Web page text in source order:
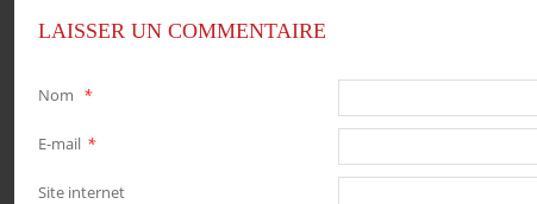
PARTAGERPARTAGERPARTAGERPARTAGER
LAISSER UN COMMENTAIRE
Nom *
E-mail *
Site internet